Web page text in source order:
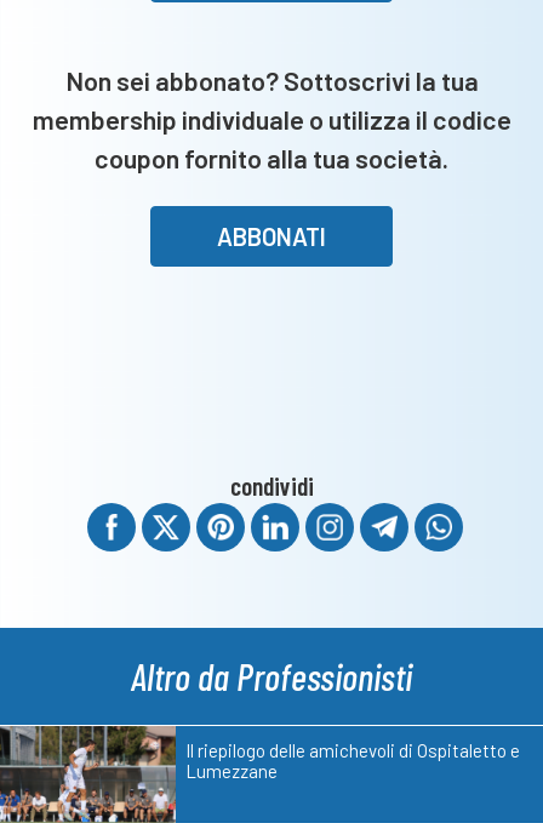
Non sei abbonato? Sottoscrivi la tua
membership individuale o utilizza il codice
coupon fornito alla tua società.
ABBONATI
condividi
Altro da Professionisti
Il riepilogo delle amichevoli di Ospitaletto e
Lumezzane